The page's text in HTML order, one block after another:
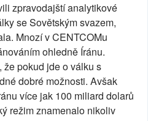
zpravodajští analytikové
se Sovětským svazem,
Mnozí v CENTCOMu
ohledně Íránu.
pokud jde o válku s
dobré možnosti. Avšak
více jak 100 miliard dolarů
režim znamenalo nikoliv